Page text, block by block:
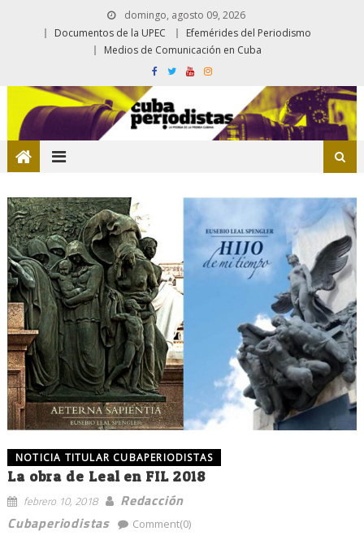
domingo, agosto 09, 2026
Documentos de la UPEC
Efemérides del Periodismo
Medios de Comunicación en Cuba
NOTICIA TITULAR CUBAPERIODISTAS
La obra de Leal en FIL 2018
febrero 10, 2018
Redacción
Cubaperiodistas
Comment(0)